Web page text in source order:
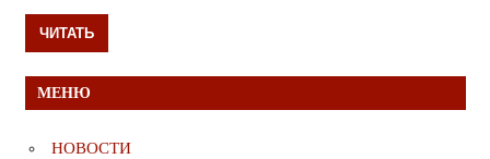
ЧИТАТЬ
МЕНЮ
НОВОСТИ